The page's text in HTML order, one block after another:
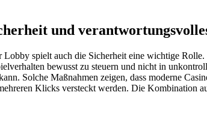
und
spielt auch die Sicherheit eine wichtige
bewusst zu steuern und nicht in
Solche Maßnahmen zeigen, dass moderne
Klicks versteckt werden. Die Kombination